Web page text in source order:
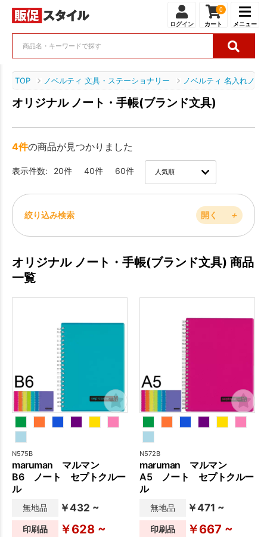
ログイン
0
カート メニュー
TOP ノベルティ 文具・ステーショナリー ノベルティ 名入れノー
オリジナル ノート・手帳(ブランド文具)
4件の商品が見つかりました
表示件数: 20件 40件 60件
絞り込み検索 開く ＋
オリジナル ノート・手帳(ブランド文具) 商品
一覧
N575B
maruman マルマン
B6 ノート セプトクルー
ル
無地品 ￥432 ~
印刷品 ￥628 ~
N572B
maruman マルマン
A5 ノート セプトクルー
ル
無地品 ￥471 ~
印刷品 ￥667 ~